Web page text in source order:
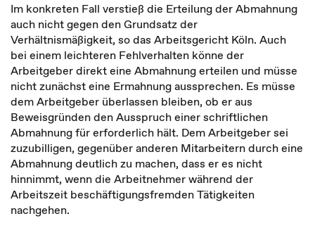
Im konkreten Fall verstieß die Erteilung der Abmahnung
auch nicht gegen den Grundsatz der
Verhältnismäßigkeit, so das Arbeitsgericht Köln. Auch
bei einem leichteren Fehlverhalten könne der
Arbeitgeber direkt eine Abmahnung erteilen und müsse
nicht zunächst eine Ermahnung aussprechen. Es müsse
dem Arbeitgeber überlassen bleiben, ob er aus
Beweisgründen den Ausspruch einer schriftlichen
Abmahnung für erforderlich hält. Dem Arbeitgeber sei
zuzubilligen, gegenüber anderen Mitarbeitern durch eine
Abmahnung deutlich zu machen, dass er es nicht
hinnimmt, wenn die Arbeitnehmer während der
Arbeitszeit beschäftigungsfremden Tätigkeiten
nachgehen.